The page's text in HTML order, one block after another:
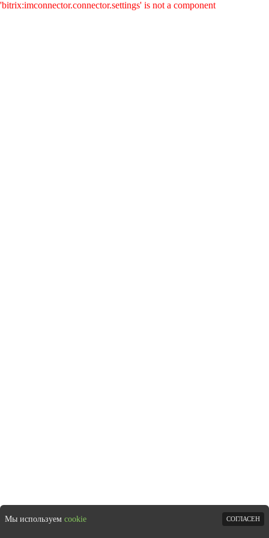
'bitrix:imconnector.connector.settings' is not a component
Мы используем cookie СОГЛАСЕН